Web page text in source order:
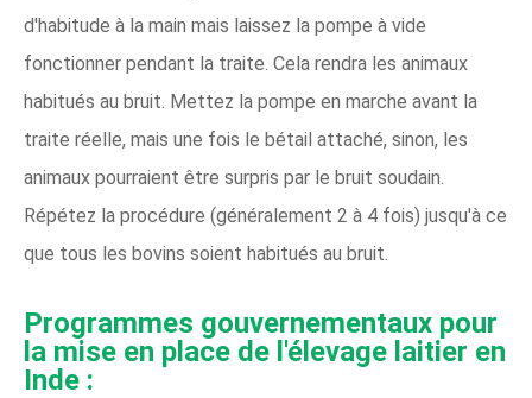
d'habitude à la main mais laissez la pompe à vide
fonctionner pendant la traite. Cela rendra les animaux
habitués au bruit. Mettez la pompe en marche avant la
traite réelle, mais une fois le bétail attaché, sinon, les
animaux pourraient être surpris par le bruit soudain.
Répétez la procédure (généralement 2 à 4 fois) jusqu'à ce
que tous les bovins soient habitués au bruit.
Programmes gouvernementaux pour
la mise en place de l'élevage laitier en
Inde :